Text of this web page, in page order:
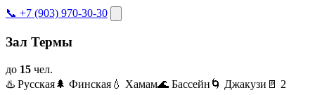
📞 +7 (903) 970-30-30
Зал Термы
до 15 чел.
♨️ Русская🌲 Финская 💧 Хамам🌊 Бассейн 🌀 Джакузи 🚪 2